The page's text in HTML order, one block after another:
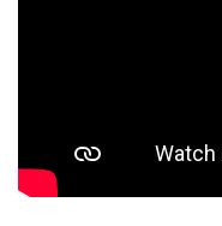
tecnologias similares
experiência de